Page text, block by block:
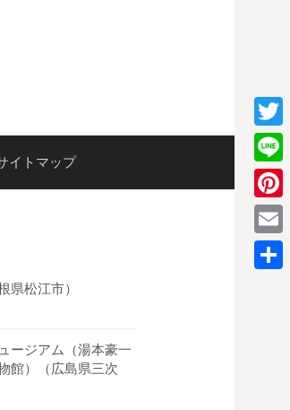
イトマップ
県松江市）
ージアム（湯本豪一
館）（広島県三次
T
w
i
L
i
n
e
P
i
n
E